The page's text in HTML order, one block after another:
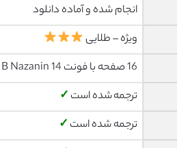
انجام شده و آماده دانلود
ویژه – طلایی
16 صفحه با فونت 14 B Nazanin
ترجمه شده است ✓
ترجمه شده است ✓